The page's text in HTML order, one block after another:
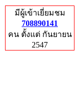
มีผู้เข้าเยี่ยมชม
708890141
คน ตั้งแต่ กันยายน
2547